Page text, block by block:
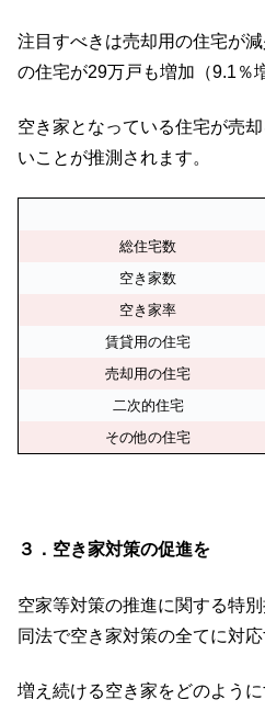
注目すべきは売却用の住宅が
の住宅が29万戸も増加（9.1％
空き家となっている住宅が売
いことが推測されます。
総住宅数
空き家数
空き家率
賃貸用の住宅
売却用の住宅
二次的住宅
その他の住宅
３．空き家対策の促進を
空家等対策の推進に関する特
同法で空き家対策の全てに対
増え続ける空き家をどのよう